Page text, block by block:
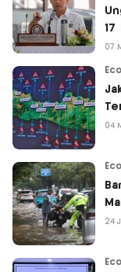
17
07
04
24